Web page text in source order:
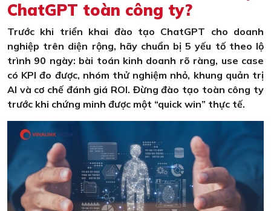
ChatGPT toàn công ty?
Trước khi triển khai đào tạo ChatGPT cho doanh
nghiệp trên diện rộng, hãy chuẩn bị 5 yếu tố theo lộ
trình 90 ngày: bài toán kinh doanh rõ ràng, use case
có KPI đo được, nhóm thử nghiệm nhỏ, khung quản trị
AI và cơ chế đánh giá ROI. Đừng đào tạo toàn công ty
trước khi chứng minh được một “quick win” thực tế.